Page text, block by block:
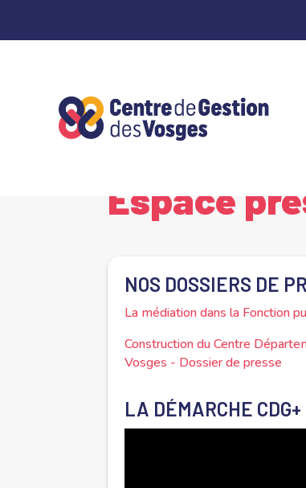
Espace
NOS DOSSIERS DE
La médiation dans la Fonction
Construction du Centre
Vosges - Dossier de presse
LA DÉMARCHE CDG+